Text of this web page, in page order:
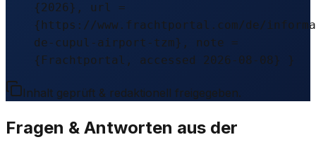
{2026}, url =
{https://www.frachtportal.com/de/
de-cupul-airport-tzm}, note =
{Frachtportal, accessed 2026-08-08} }
Inhalt geprüft & redaktionell freigegeben.
Fragen & Antworten aus der